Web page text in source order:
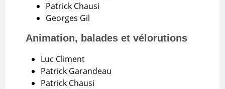
Patrick Chausi
Georges Gil
Animation, balades et vélorutions
Luc Climent
Patrick Garandeau
Patrick Chausi